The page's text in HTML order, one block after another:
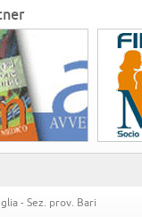
- Sez. prov. Bari